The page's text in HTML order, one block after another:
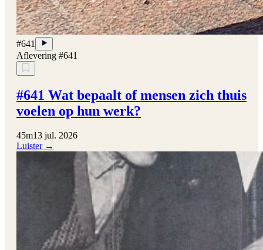
#641
Aflevering #641
#641 Wat bepaalt of mensen zich thuis
voelen op hun werk?
45m13 jul. 2026
Luister →